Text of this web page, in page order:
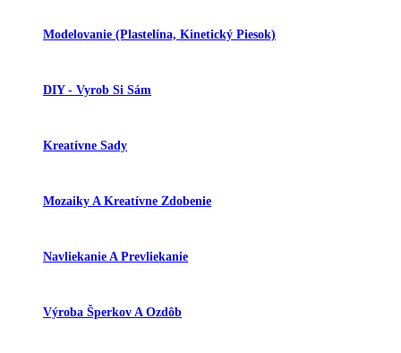
Modelovanie (plastelína, Kinetický Piesok)
DIY - Vyrob Si Sám
Kreatívne Sady
Mozaiky A Kreatívne Zdobenie
Navliekanie A Prevliekanie
Výroba Šperkov A Ozdôb